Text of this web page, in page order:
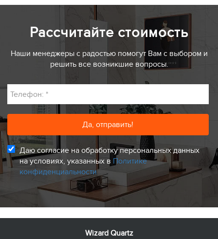
Рассчитайте стоимость
Наши менеджеры с радостью помогут Вам с выбором и
решить все возникшие вопросы.
Телефон: *
Даю согласие на обработку персональных данных
на условиях, указанных в Политике
конфиденциальности
Wizard Quartz